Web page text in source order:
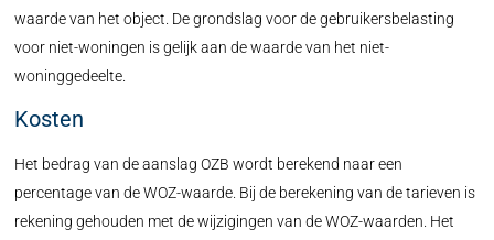
waarde van het object. De grondslag voor de gebruikersbelasting
voor niet-woningen is gelijk aan de waarde van het niet-
woninggedeelte.
Kosten
Het bedrag van de aanslag OZB wordt berekend naar een
percentage van de WOZ-waarde. Bij de berekening van de tarieven is
rekening gehouden met de wijzigingen van de WOZ-waarden. Het